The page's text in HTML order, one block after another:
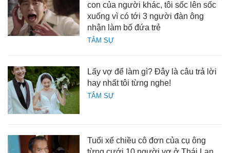
TÂM SỰ
con của người khác, tôi sốc lên sốc
xuống vì có tới 3 người đàn ông
nhận làm bố đứa trẻ
TÂM SỰ
Lấy vợ để làm gì? Đây là câu trả lời
hay nhất tôi từng nghe!
Tuổi xế chiều cô đơn của cụ ông